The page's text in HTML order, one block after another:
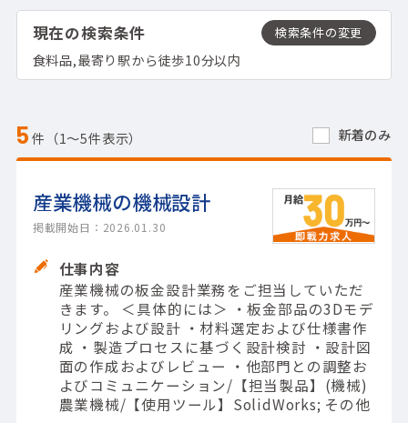
現在の検索条件
食料品,最寄り駅から徒歩10分以内
5件（1〜5件表示） 新着のみ
産業機械の機械設計
掲載開始日：2026.01.30
仕事内容
産業機械の板金設計業務をご担当していただ
きます。 ＜具体的には＞ ・板金部品の3Dモデ
リングおよび設計 ・材料選定および仕様書作
成 ・製造プロセスに基づく設計検討 ・設計図
面の作成およびレビュー ・他部門との調整お
よびコミュニケーション/【担当製品】(機械)
農業機械/【使用ツール】SolidWorks; その他